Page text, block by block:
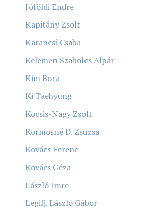
Jóföldi Endre
Kapitány Zsolt
Karancsi Csaba
Kelemen Szabolcs Alpár
Kim Bora
Ki Taehyung
Kocsis-Nagy Zsolt
Kormosné D. Zsuzsa
Kovács Ferenc
Kovács Géza
László Imre
Legifj. László Gábor